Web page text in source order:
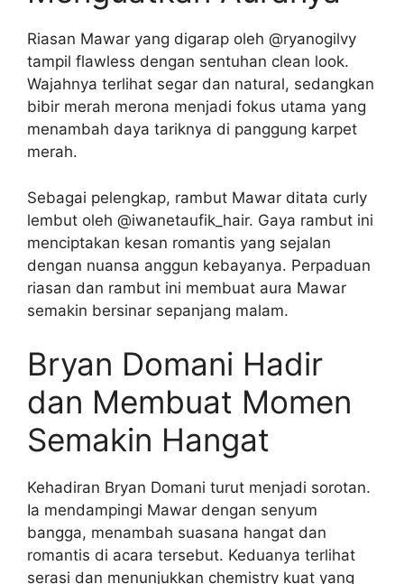
Riasan Mawar yang digarap oleh @ryanogilvy
tampil flawless dengan sentuhan clean look.
Wajahnya terlihat segar dan natural, sedangkan
bibir merah merona menjadi fokus utama yang
menambah daya tariknya di panggung karpet
merah.
Sebagai pelengkap, rambut Mawar ditata curly
lembut oleh @iwanetaufik_hair. Gaya rambut ini
menciptakan kesan romantis yang sejalan
dengan nuansa anggun kebayanya. Perpaduan
riasan dan rambut ini membuat aura Mawar
semakin bersinar sepanjang malam.
Bryan Domani Hadir
dan Membuat Momen
Semakin Hangat
Kehadiran Bryan Domani turut menjadi sorotan.
Ia mendampingi Mawar dengan senyum
bangga, menambah suasana hangat dan
romantis di acara tersebut. Keduanya terlihat
serasi dan menunjukkan chemistry kuat yang